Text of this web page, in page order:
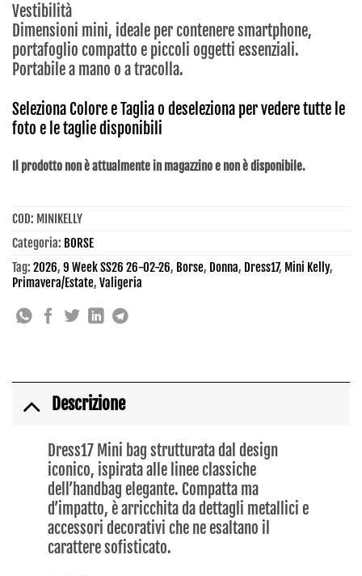
Vestibilità
Dimensioni mini, ideale per contenere smartphone,
portafoglio compatto e piccoli oggetti essenziali.
Portabile a mano o a tracolla.
Seleziona Colore e Taglia o deseleziona per vedere tutte le
foto e le taglie disponibili
Il prodotto non è attualmente in magazzino e non è disponibile.
COD: MINIKELLY
Categoria: BORSE
Tag: 2026, 9 Week SS26 26-02-26, Borse, Donna, Dress17, Mini Kelly,
Primavera/Estate, Valigeria
Descrizione
Dress17 Mini bag strutturata dal design
iconico, ispirata alle linee classiche
dell’handbag elegante. Compatta ma
d’impatto, è arricchita da dettagli metallici e
accessori decorativi che ne esaltano il
carattere sofisticato.